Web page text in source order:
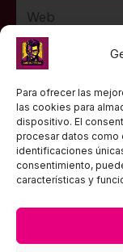
Para ofrecer las
las cookies para
dispositivo. El
procesar datos como
identificaciones
consentimiento,
características y
Web
Guarda mi
este navegador
TEXTOS